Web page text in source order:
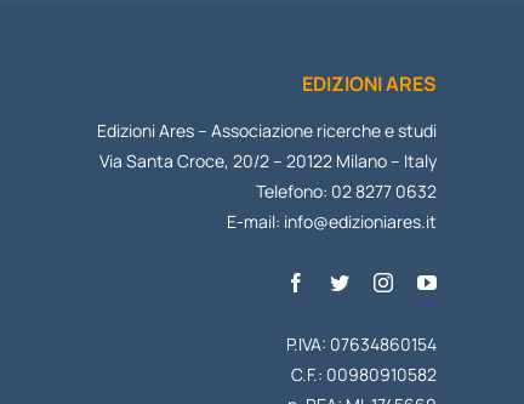
EDIZIONI ARES
Edizioni Ares – Associazione ricerche e studi
Via Santa Croce, 20/2 – 20122 Milano – Italy
Telefono: 02 8277 0632
E-mail: info@edizioniares.it
P.IVA: 07634860154
C.F.: 00980910582